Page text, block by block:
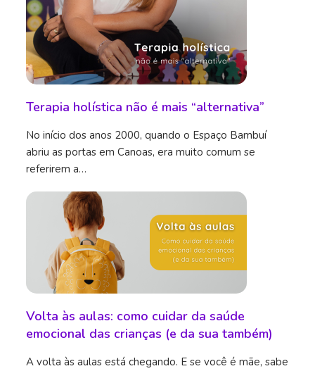
Terapia holística não é mais “alternativa”
No início dos anos 2000, quando o Espaço Bambuí
abriu as portas em Canoas, era muito comum se
referirem a…
Volta às aulas: como cuidar da saúde
emocional das crianças (e da sua também)
A volta às aulas está chegando. E se você é mãe, sabe